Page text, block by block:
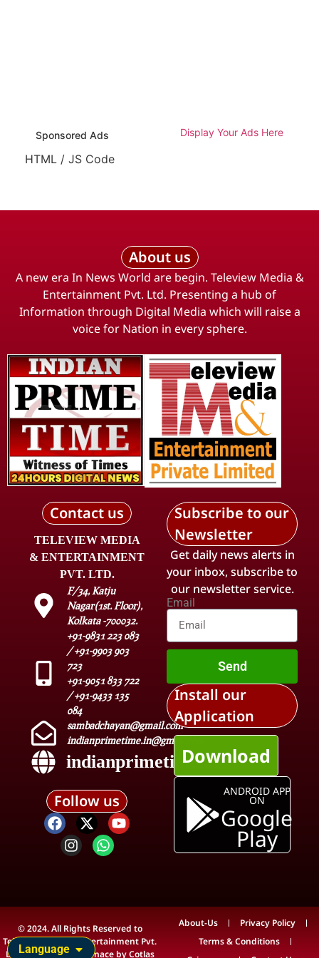
Sponsored Ads Display Your Ads Here
HTML / JS Code
Language
About us
A new era In News World are begin. Teleview Media &
Entertainment Pvt. Ltd. Presenting a hub of
Information through Digital Media which will raise a
voice for Nation in every sphere.
Contact us
TELEVIEW MEDIA
& ENTERTAINMENT
PVT. LTD.
F/34, Katju
Nagar(1st. Floor),
Kolkata -700032.
+91-9831 223 083
/ +91-9903 903
723
+91-9051 833 722
/ +91-9433 135
084
sambadchayan@gmail.com
indianprimetime.in@gmail.com
indianprimetime.in
Follow us
Subscribe to our
Newsletter
Get daily news alerts in
your inbox, subscribe to
our newsletter service.
Email
Send
Install our
Application
Download
ANDROID APP
ON
Google
Play
© 2024. All Rights Reserved to
Teleview Media & Entertainment Pvt.
Ltd. Technical Maintenace byCotlas
About-Us
Privacy Policy
Terms & Conditions